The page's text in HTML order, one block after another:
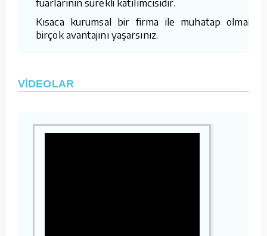
Kısaca kurumsal bir firma ile muhatap olmanın
birçok avantajını yaşarsınız.
VİDEOLAR